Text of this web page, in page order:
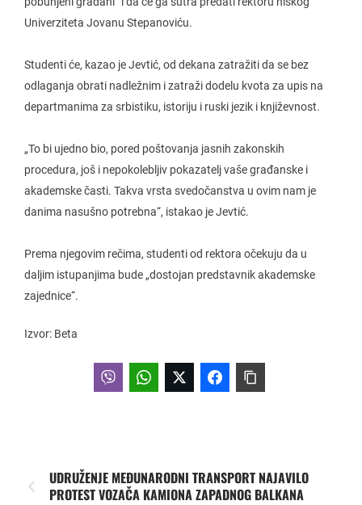
Univerziteta Jovanu Stepanoviću.
Studenti će, kazao je Jevtić, od dekana zatražiti da se bez
odlaganja obrati nadležnim i zatraži dodelu kvota za upis na
departmanima za srbistiku, istoriju i ruski jezik i književnost.
„To bi ujedno bio, pored poštovanja jasnih zakonskih
procedura, još i nepokolebljiv pokazatelj vaše građanske i
akademske časti. Takva vrsta svedočanstva u ovim nam je
danima nasušno potrebna“, istakao je Jevtić.
Prema njegovim rečima, studenti od rektora očekuju da u
daljim istupanjima bude „dostojan predstavnik akademske
zajednice“.
Izvor: Beta
UDRUŽENJE MEĐUNARODNI TRANSPORT NAJAVILO
PROTEST VOZAČA KAMIONA ZAPADNOG BALKANA